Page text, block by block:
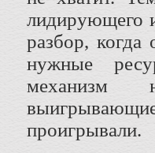
лидирующего
разбор, когда
нужные
механизм
проигрывали.